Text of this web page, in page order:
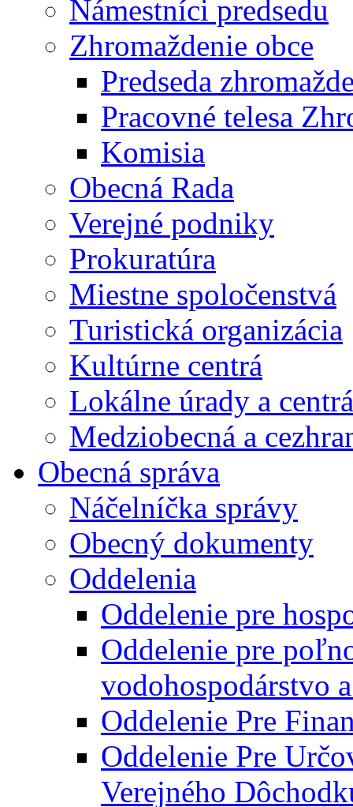
Námestníci predsedu
Zhromaždenie obce
Predseda
Pracovné telesa
Komisia
Obecná Rada
Verejné podniky
Prokuratúra
Miestne spoločenstvá
Turistická organizácia
Kultúrne centrá
Lokálne úrady a centrá
Medziobecná a
Obecná správa
Náčelníčka správy
Obecný dokumenty
Oddelenia
Oddelenie pre
Oddelenie pre
vodohospodárstvo
Oddelenie Pre
Oddelenie Pre
Verejného